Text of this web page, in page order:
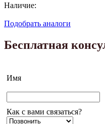
Наличие:
Подобрать аналоги
Бесплатная
Имя
Как с вами связаться?